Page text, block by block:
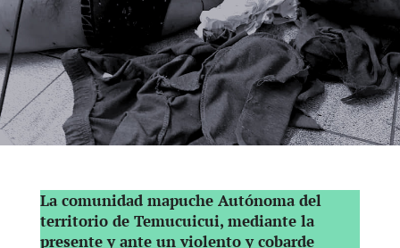
La comunidad mapuche Autónoma del
territorio de Temucuicui, mediante la
presente y ante un violento y cobarde